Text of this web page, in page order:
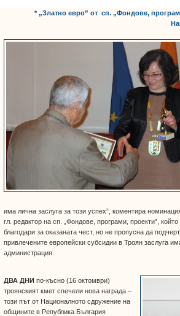
* „Златно евро” от сп. „Фондове,
има лична заслуга за този успех”, коментира
гл. редактор на сп. „Фондове, програми, проекти”,
благодари за оказаната чест, но не пропусна да
привлечените европейски субсидии в Троян заслуга
администрация.
ДВА ДНИ по-късно (16 октомври)
троянският кмет спечели нова награда –
този път от Националното сдружение на
общините в Република България